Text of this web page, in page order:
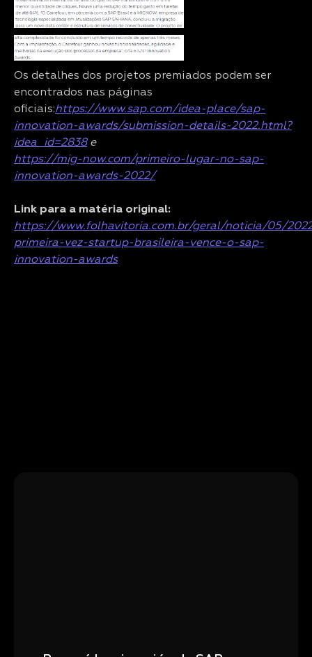
Os detalhes dos projetos premiados podem ser
encontrados nas páginas
oficiais:https://www.sap.com/idea-place/sap-
innovation-awards/submission-details-2022.html?
idea_id=2838e
https://mig-now.com/primeiro-lugar-no-sap-
innovation-awards-2022/
Link para a matéria original:
https://www.folhavitoria.com.br/geral/noticia/05/
primeira-vez-startup-brasileira-vence-o-sap-
innovation-awards